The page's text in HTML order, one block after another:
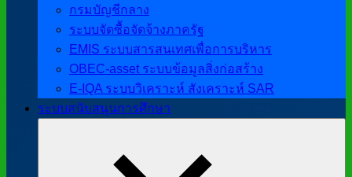
กรมบัญชีกลาง
ระบบจัดซื้อจัดจ้างภาครัฐ
EMIS ระบบสารสนเทศเพื่อการบริหาร
OBEC-asset ระบบข้อมูลสิ่งก่อสร้าง
E-IQA ระบบวิเคราะห์ สังเคราะห์ SAR
ระบบสนับสนุนการศึกษา